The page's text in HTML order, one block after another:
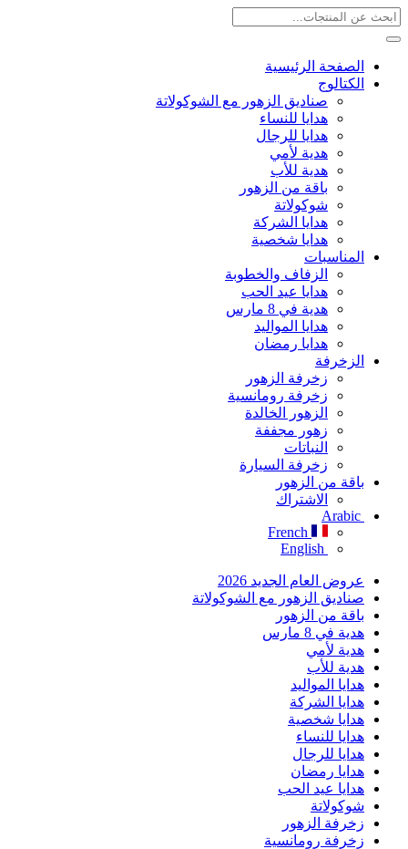
الصفحة الرئيسية
الكتالوج
صناديق الزهور مع الشوكولاتة
هدايا للنساء
هدايا للرجال
هدية لأمي
هدية للأب
باقة من الزهور
شوكولاتة
هدايا الشركة
هدايا شخصية
المناسبات
الزفاف والخطوبة
هدايا عيد الحب
هدية في 8 مارس
هدايا المواليد
هدايا رمضان
الزخرفة
زخرفة الزهور
زخرفة رومانسية
الزهور الخالدة
زهور مجففة
النباتات
زخرفة السيارة
باقة من الزهور
الاشتراك
Arabic
French
English
عروض العام الجديد 2026
صناديق الزهور مع الشوكولاتة
باقة من الزهور
هدية في 8 مارس
هدية لأمي
هدية للأب
هدايا المواليد
هدايا الشركة
هدايا شخصية
هدايا للنساء
هدايا للرجال
هدايا رمضان
هدايا عيد الحب
شوكولاتة
زخرفة الزهور
زخرفة رومانسية